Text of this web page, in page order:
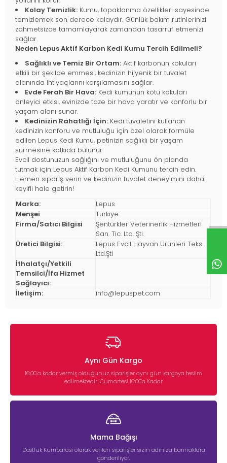
Kolay Temizlik: Kumu, topaklanma özellikleri sayesinde
temizlemek son derece kolaydır. Günlük bakım rutinlerinizi
zahmetsizce tamamlayarak zamandan tasarruf etmenizi
sağlar.
Neden Lepus Aktif Karbon Kedi Kumu Tercih Edilmeli?
Sağlıklı ve Temiz Bir Ortam: Aktif karbonun kokuları
etkili bir şekilde emmesi, kedinizin hijyenik bir tuvalet
alanında ihtiyaçlarını karşılamasını sağlar.
Evde Ferah Bir Hava: Kedi kumunun kötü kokuları
önleyici etkisi, evinizde taze bir hava yaratır ve konforlu bir
yaşam alanı sunar.
Kedinizin Rahatlığı İçin: Kedi tuvaletini kullanan
kedinizin konforu ve mutluluğu için özel olarak formüle
edilen Lepus Kedi Kumu, petinizin sağlıklı bir yaşam
sürmesine katkıda bulunur.
Evcil dostunuzun sağlığını ve mutluluğunu ön planda
tutmak için Lepus Aktif Karbon Kedi Kumunu tercih edin.
Hemen sipariş verin ve kedinizin tuvalet deneyimini daha
keyifli hale getirin!
Marka:
Lepus
Menşei
Türkiye
Firma/Satıcı Bilgisi
Şentürkler Veterinerlik Hizmetleri
San. Tic. Ltd. Şti.
Üretici Bilgisi:
Lepus Evcil Hayvan Ürünleri Teks.
Ltd.Şti
İthalatçı/Yetkili
Temsilci/İfa Hizmet
Sağlayıcı:
İletişim:
info@lepuspet.com
Aynı Gün Kargo
16:00’a kadar vermiş olduğunuz siparişler aynı gün kargoya teslim
edilmektedir. Cumartesi 10:00'a Kadar
Mama Bağışı
Dostluk Kumbarası olarak verilen siparişler sizin adınıza barınaklara
gönderiliyor.